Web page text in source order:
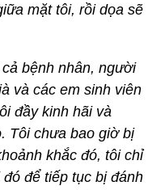
mặt tôi, rồi dọa sẽ
bệnh nhân, người
và các em sinh viên
đầy kinh hãi và
Tôi chưa bao giờ bị
khắc đó, tôi chỉ
để tiếp tục bị đánh